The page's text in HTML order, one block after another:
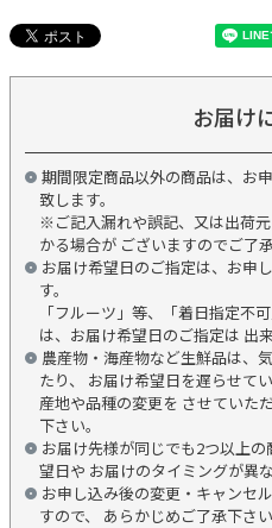
お届け
期間限定商品以外の商品は、お
致します。
※ご記入漏れや誤記、又は出荷
かる場合が ございますのでご了承
お届け希望日のご指定は、お申
す。
「フルーツ」等、「着日指定不
は、お届け希望日のご指定は 出
農産物・海産物など生鮮品は、
たり、 お届け希望日を遅らせて
産地や品種の変更を させていた
下さい。
お届け先様が同じでも2つ以上
望日や お届けのタイミングが異
お申し込み後の変更・キャンセ
すので、 あらかじめご了承下さい